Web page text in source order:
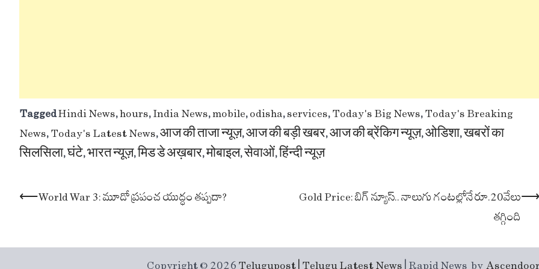
TaggedHindi News,hours,India News,mobile,odisha,services,Today's Big News,Today's Breaking
News,Today's Latest News,आज की ताजा न्यूज़,आज की बड़ी खबर,आज की ब्रेंकिग न्यूज़,ओडिशा,खबरों का
सिलसिला,घंटे,भारत न्यूज़,मिड डे अख़बार,मोबाइल,सेवाओं,हिंन्दी न्यूज़
Post
⟵World War 3: మూడో ప్రపంచ యుద్ధం తప్పదా?
Gold Price: బిగ్ న్యూస్.. నాలుగు గంటల్లోనే రూ.20వేలు
తగ్గింది
⟶